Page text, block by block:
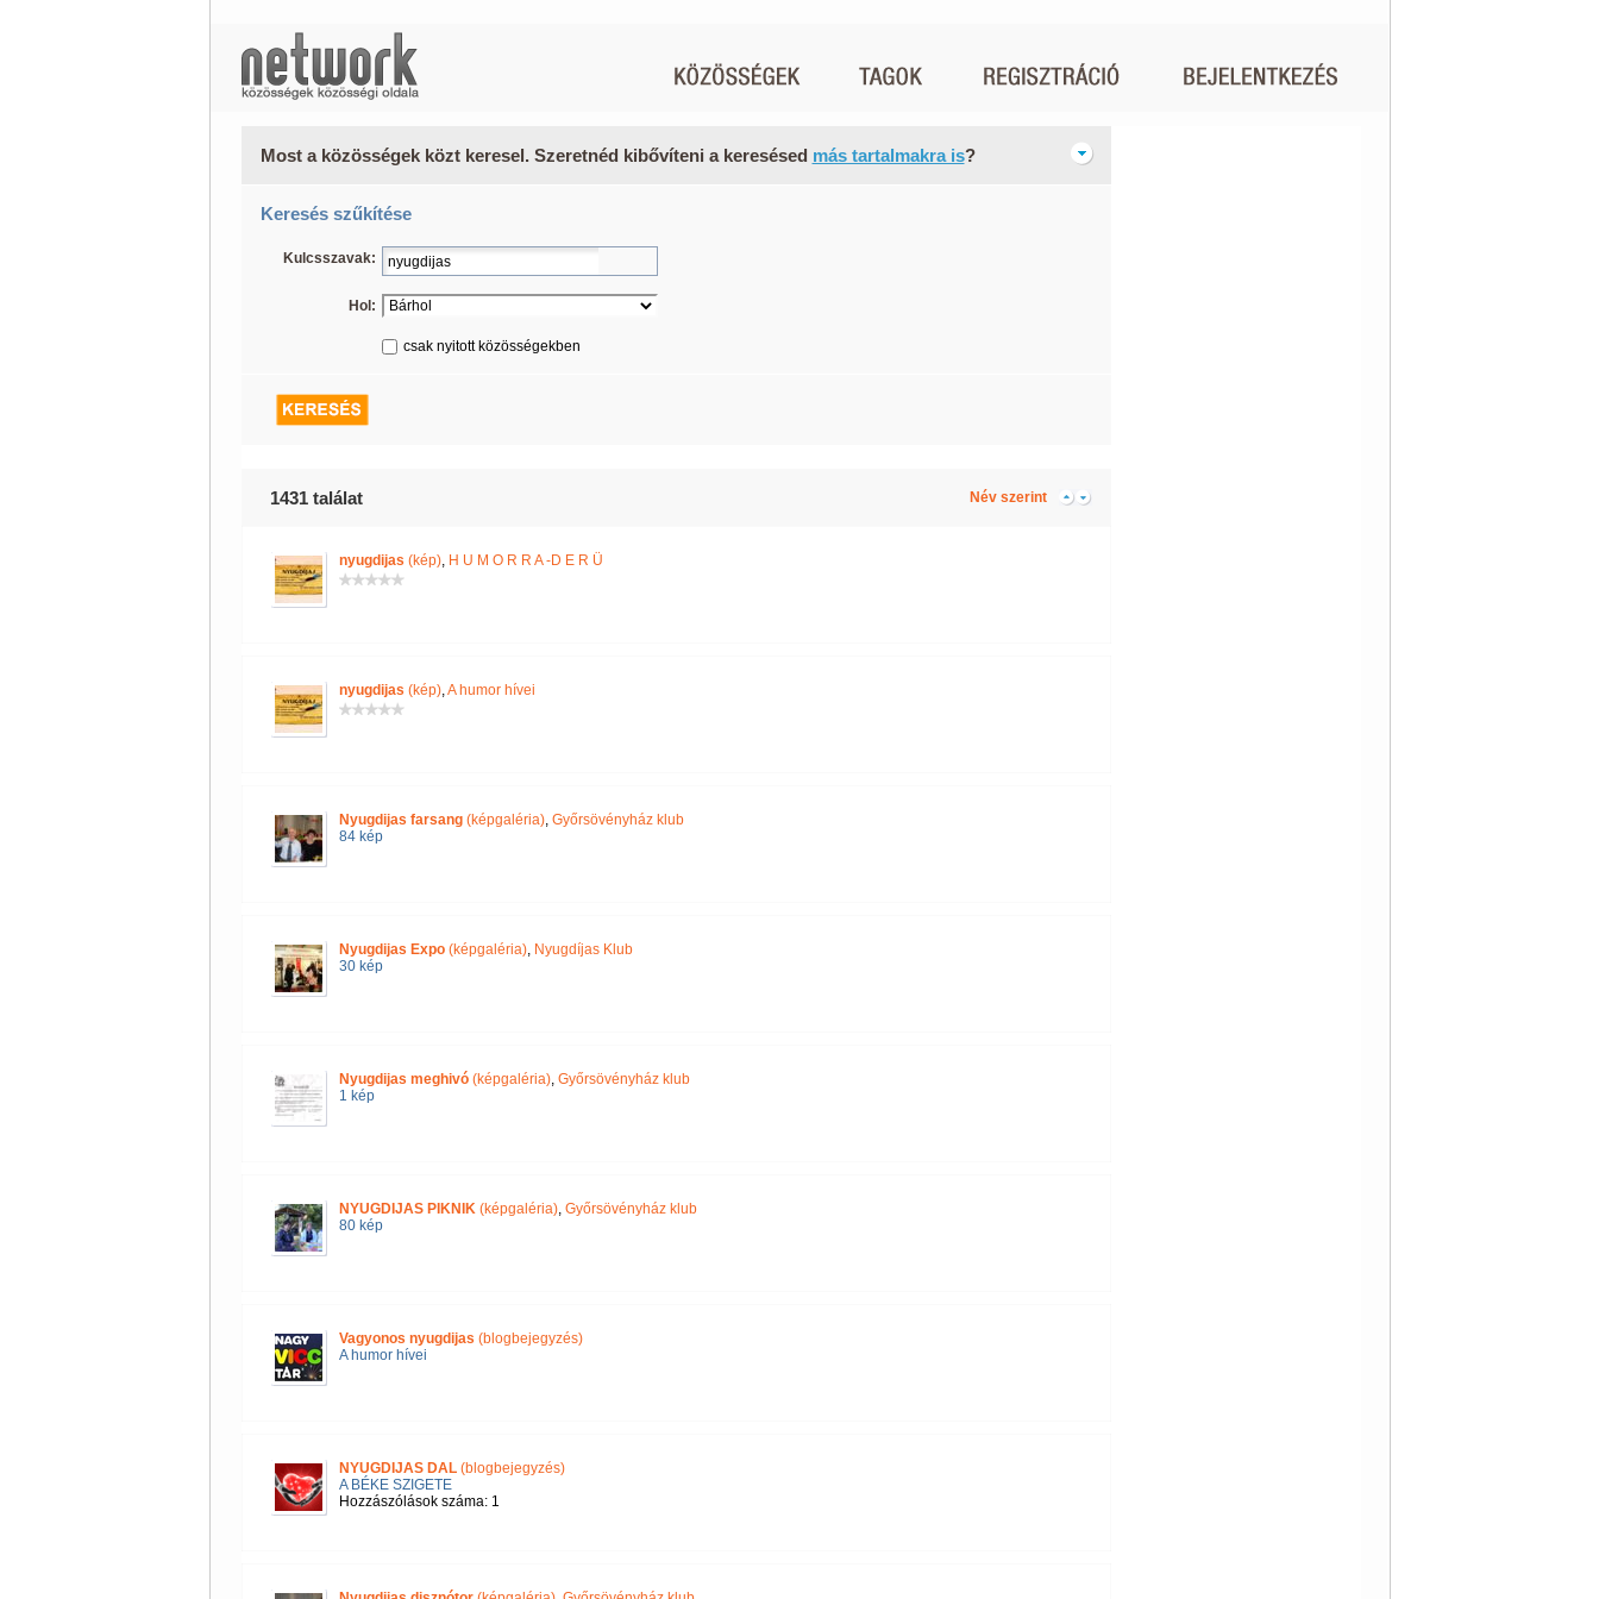
Most a közösségek közt keresel. Szeretnéd kibővíteni a keresésed más tartalmakra is?
Keresés szűkítése
Kulcsszavak:
Hol:
csak nyitott közösségekben
1431 találat Név szerint
nyugdijas (kép), H U M O R R A -D E R Ü
nyugdijas (kép),A humor hívei
Nyugdijas farsang(képgaléria), Győrsövényház klub
84 kép
Nyugdijas Expo(képgaléria), Nyugdíjas Klub
30 kép
Nyugdijas meghivó(képgaléria), Győrsövényház klub
1 kép
NYUGDIJAS PIKNIK(képgaléria), Győrsövényház klub
80 kép
Vagyonos nyugdijas (blogbejegyzés)
A humor hívei
NYUGDIJAS DAL(blogbejegyzés)
A BÉKE SZIGETE
Hozzászólások száma: 1